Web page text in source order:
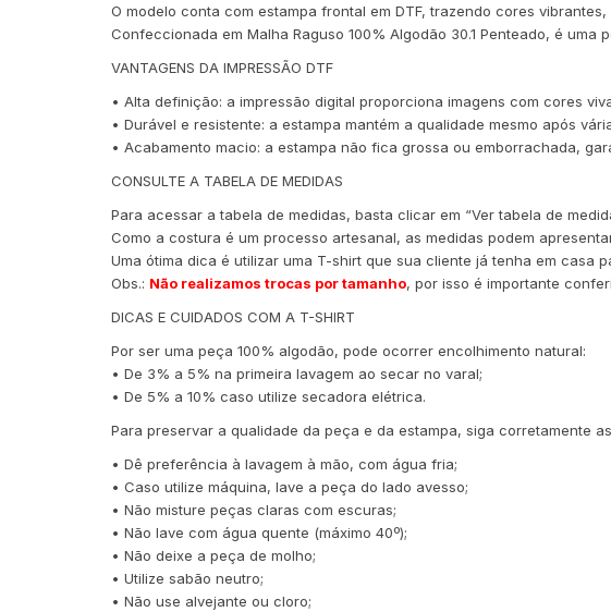
O modelo conta com estampa frontal em DTF, trazendo cores
Confeccionada em Malha Raguso 100% Algodão 30.1 Penteado, é
VANTAGENS DA IMPRESSÃO DTF
• Alta definição: a impressão digital proporciona imagens com cores
• Durável e resistente: a estampa mantém a qualidade mesmo após
• Acabamento macio: a estampa não fica grossa ou emborrachada,
CONSULTE A TABELA DE MEDIDAS
Para acessar a tabela de medidas, basta clicar em “Ver tabela de
Como a costura é um processo artesanal, as medidas podem
Uma ótima dica é utilizar uma T-shirt que sua cliente já tenha em casa
Obs.: Não realizamos trocas por tamanho, por isso é importante
DICAS E CUIDADOS COM A T-SHIRT
Por ser uma peça 100% algodão, pode ocorrer encolhimento natural:
• De 3% a 5% na primeira lavagem ao secar no varal;
• De 5% a 10% caso utilize secadora elétrica.
Para preservar a qualidade da peça e da estampa, siga corretamente
• Dê preferência à lavagem à mão, com água fria;
• Caso utilize máquina, lave a peça do lado avesso;
• Não misture peças claras com escuras;
• Não lave com água quente (máximo 40º);
• Não deixe a peça de molho;
• Utilize sabão neutro;
• Não use alvejante ou cloro;